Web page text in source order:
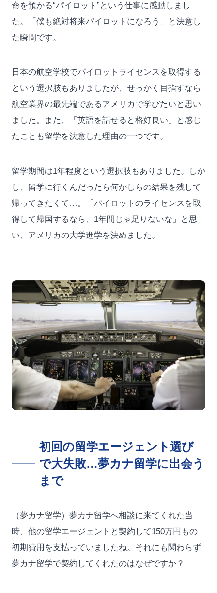
命を預かる“パイロット”という仕事に感動しまし
た。「僕も絶対将来パイロットになろう」と決意し
た瞬間です。
日本の航空学校でパイロットライセンスを取得する
という選択肢もありましたが、せっかく目指すなら
航空業界の最先端であるアメリカで学びたいと思い
ました。また、「英語を話せると格好良い」と感じ
たことも留学を決意した理由の一つです。
留学期間は1年程度という選択肢もありました。しか
し、留学に行くんだったら何かしらの結果を残して
帰ってきたくて…。「パイロットのライセンスを取
得して帰国するなら、1年間じゃ足りないな」と思
い、アメリカの大学進学を決めました。
初回の留学エージェント選び
で大失敗…夢カナ留学に出会う
まで
（夢カナ留学）夢カナ留学へ相談に来てくれた当
時、他の留学エージェントと契約して150万円もの
初期費用を支払っていましたね。それにも関わらず
夢カナ留学で契約してくれたのはなぜですか？